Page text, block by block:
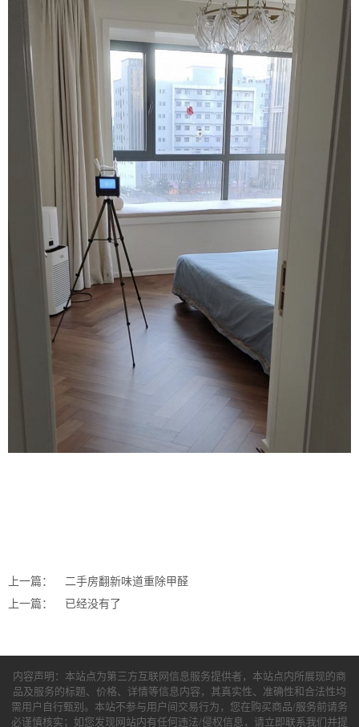
上一篇：
二手房翻新味道重除甲醛
上一篇：
已经没有了
内容声明：本站点为第三方互联网信息服务提供者，本站点内所展现的商
品及服务的标题、价格、详情等信息内容，其真实性、准确性和合法性均
需用户自行甄别。本站不参与用户间交易行为，您在购买商品/服务前请务
必谨慎核实；如您发现网站内有任何违法/侵权信息，请立即联系我们并提